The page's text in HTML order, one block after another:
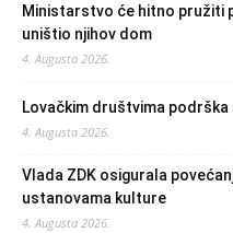
Ministarstvo će hitno pružiti
uništio njihov dom
4. Augusta 2026.
Lovačkim društvima podrška
4. Augusta 2026.
Vlada ZDK osigurala
ustanovama kulture
4. Augusta 2026.